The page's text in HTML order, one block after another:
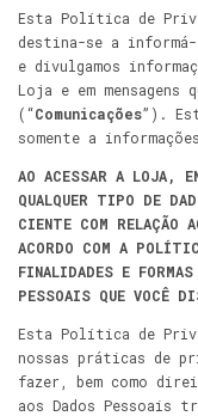
Esta Política de
destina-se a
e divulgamos
Loja e em mensagens
(“Comunicações”).
somente a
AO ACESSAR A LOJA,
QUALQUER TIPO DE
CIENTE COM RELAÇÃO
ACORDO COM A
FINALIDADES E
PESSOAIS QUE VOCÊ
Esta Política de
nossas práticas de
fazer, bem como
aos Dados Pessoais